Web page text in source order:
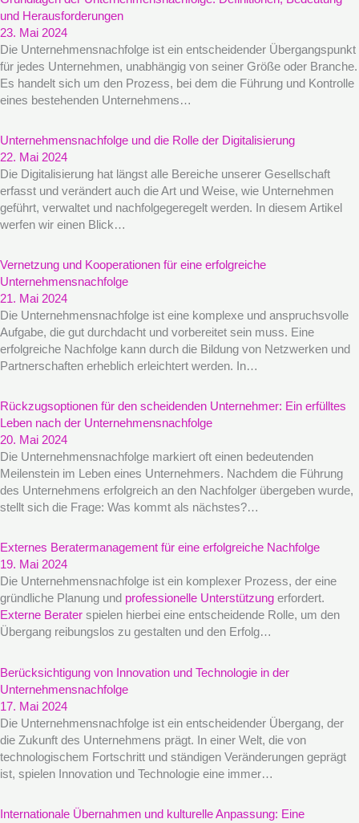
und Herausforderungen
23. Mai 2024
Die Unternehmensnachfolge ist ein entscheidender Übergangspunkt
für jedes Unternehmen, unabhängig von seiner Größe oder Branche.
Es handelt sich um den Prozess, bei dem die Führung und Kontrolle
eines bestehenden Unternehmens…
Unternehmensnachfolge und die Rolle der Digitalisierung
22. Mai 2024
Die Digitalisierung hat längst alle Bereiche unserer Gesellschaft
erfasst und verändert auch die Art und Weise, wie Unternehmen
geführt, verwaltet und nachfolgegeregelt werden. In diesem Artikel
werfen wir einen Blick…
Vernetzung und Kooperationen für eine erfolgreiche
Unternehmensnachfolge
21. Mai 2024
Die Unternehmensnachfolge ist eine komplexe und anspruchsvolle
Aufgabe, die gut durchdacht und vorbereitet sein muss. Eine
erfolgreiche Nachfolge kann durch die Bildung von Netzwerken und
Partnerschaften erheblich erleichtert werden. In…
Rückzugsoptionen für den scheidenden Unternehmer: Ein erfülltes
Leben nach der Unternehmensnachfolge
20. Mai 2024
Die Unternehmensnachfolge markiert oft einen bedeutenden
Meilenstein im Leben eines Unternehmers. Nachdem die Führung
des Unternehmens erfolgreich an den Nachfolger übergeben wurde,
stellt sich die Frage: Was kommt als nächstes?…
Externes Beratermanagement für eine erfolgreiche Nachfolge
19. Mai 2024
Die Unternehmensnachfolge ist ein komplexer Prozess, der eine
gründliche Planung und professionelle Unterstützung erfordert.
Externe Berater spielen hierbei eine entscheidende Rolle, um den
Übergang reibungslos zu gestalten und den Erfolg…
Berücksichtigung von Innovation und Technologie in der
Unternehmensnachfolge
17. Mai 2024
Die Unternehmensnachfolge ist ein entscheidender Übergang, der
die Zukunft des Unternehmens prägt. In einer Welt, die von
technologischem Fortschritt und ständigen Veränderungen geprägt
ist, spielen Innovation und Technologie eine immer…
Internationale Übernahmen und kulturelle Anpassung: Eine